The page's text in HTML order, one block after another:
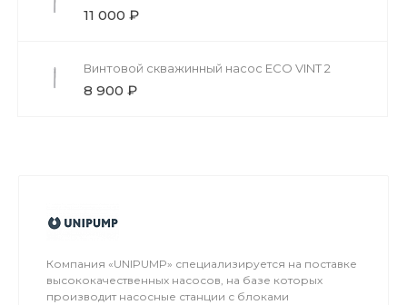
11 000 ₽
Винтовой скважинный насос ECO VINT 2
8 900 ₽
Компания «UNIPUMP» специализируется на поставке
высококачественных насосов, на базе которых
производит насосные станции с блоками